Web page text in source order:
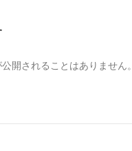
開されることはありません。